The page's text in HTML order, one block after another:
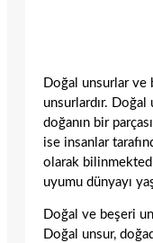
Doğal unsurlar ve
unsurlardır.
doğanın bir
ise insanlar
olarak
uyumu dünyayı
Doğal ve beşeri
Doğal unsur,